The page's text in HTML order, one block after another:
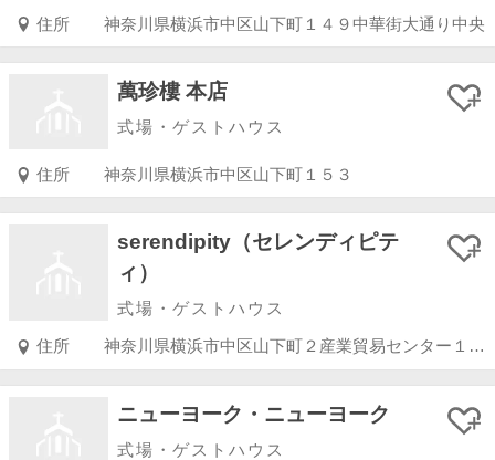
住所 神奈川県横浜市中区山下町１４９中華街大通り中央
萬珍樓 本店
式場・ゲストハウス
住所 神奈川県横浜市中区山下町１５３
serendipity（セレンディピテ
ィ）
式場・ゲストハウス
住所 神奈川県横浜市中区山下町２産業貿易センター１０Ｆ
ニューヨーク・ニューヨーク
式場・ゲストハウス